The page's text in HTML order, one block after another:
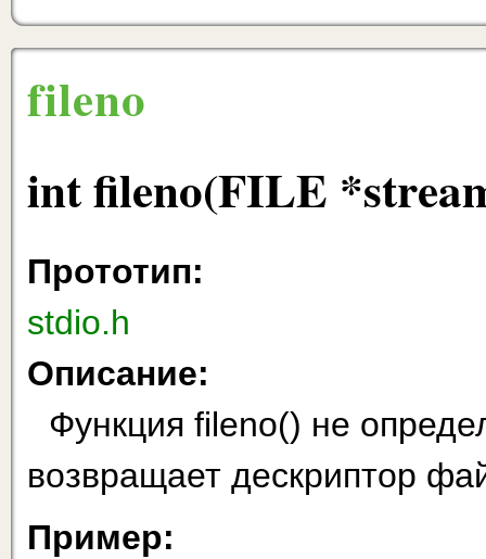
fileno
int fileno(FILE
Прототип:
stdio.h
Описание:
Функция fileno() не
возвращает дескриптор
Пример: